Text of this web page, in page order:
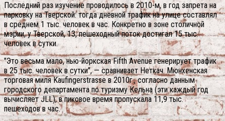
Последний раз изучение проводилось в 2010-м, в год запрета на
парковку на Тверской: тогда дневной трафик на улице составлял
в среднем 1 тыс. человек в час. Конкретно в зоне столичной
мэрии, у Тверской, 13, пешеходный поток достигал 15 тыс.
человек в сутки.
"Это весьма мало, нью-йоркская Fifth Avenue генерирует трафик
в 25 тыс. человек в сутки", — сравнивает Неткач. Мюнхенская
торговая миля Kaufingerstrasse в 2010г., согласно данным
городского департамента по туризму Кельна (эти каждый год
вычисляет JLL), в пиковое время пропускала 11,9 тыс.
пешеходов в час.